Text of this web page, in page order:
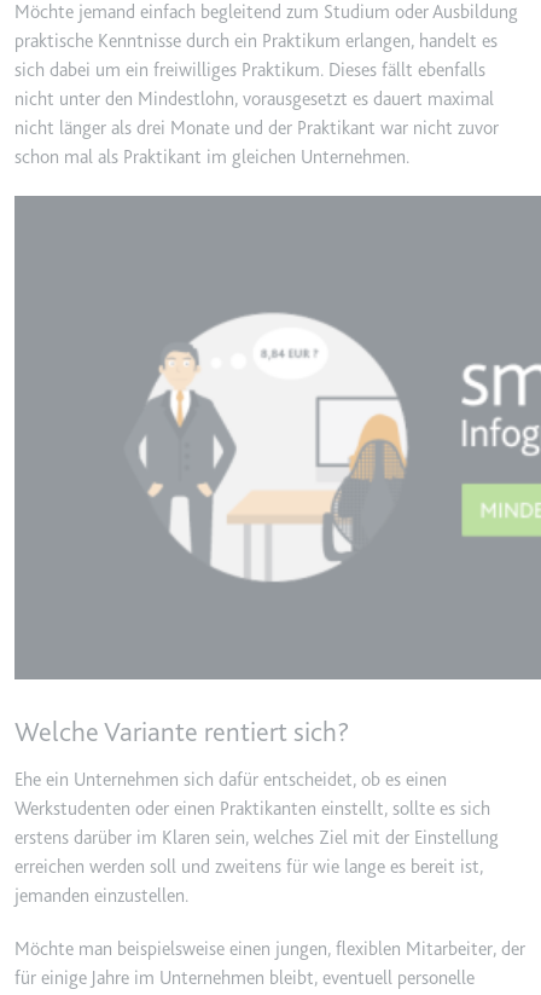
Anbieter:
youtube.com
Zweck:
Notwendig für die Implementierung und
Videoinhalten auf der Website.
Ablauf:
Beständig
Typ:
HTML Local Storage
Wird verwendet, um die Interaktion der
verfolgen.
Ablauf:
HTML Local Storage
YtIdbMeta#databases
Anbieter:
Wird verwendet, um die Interaktion der
Typ:
IndexedDB
Möchte jemand einfach begleitend zum Studium oder Ausbildung
praktische Kenntnisse durch ein Praktikum erlangen, handelt es
sich dabei um ein freiwilliges Praktikum. Dieses fällt ebenfalls
nicht unter den Mindestlohn, vorausgesetzt es dauert maximal
nicht länger als drei Monate und der Praktikant war nicht zuvor
schon mal als Praktikant im gleichen Unternehmen.
Welche Variante rentiert sich?
Ehe ein Unternehmen sich dafür entscheidet, ob es einen
Werkstudenten oder einen Praktikanten einstellt, sollte es sich
erstens darüber im Klaren sein, welches Ziel mit der Einstellung
erreichen werden soll und zweitens für wie lange es bereit ist,
jemanden einzustellen.
Möchte man beispielsweise einen jungen, flexiblen Mitarbeiter, der
für einige Jahre im Unternehmen bleibt, eventuell personelle